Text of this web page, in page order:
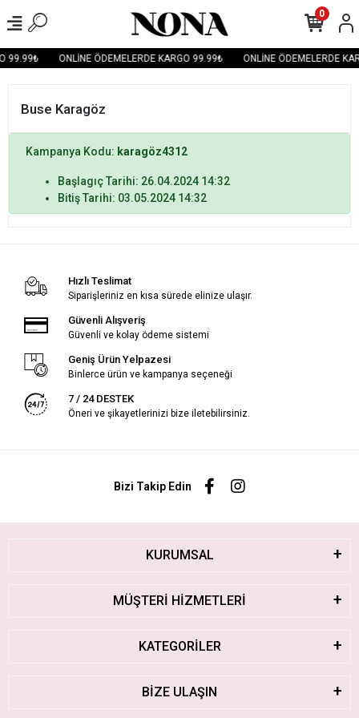
99.99₺ ONLİNE ÖDEMELERDE KARGO 99.99₺ ONLİNE ÖDEMELERDE
0
Buse Karagöz
Kampanya Kodu: karagöz4312
Başlagıç Tarihi: 26.04.2024 14:32
Bitiş Tarihi: 03.05.2024 14:32
Hızlı Teslimat
Siparişleriniz en kısa sürede elinize ulaşır.
Güvenli Alışveriş
Güvenli ve kolay ödeme sistemi
Geniş Ürün Yelpazesi
Binlerce ürün ve kampanya seçeneği
7 / 24 DESTEK
Öneri ve şikayetlerinizi bize iletebilirsiniz.
Bizi Takip Edin
KURUMSAL
MÜŞTERİ HİZMETLERİ
KATEGORİLER
BİZE ULAŞIN